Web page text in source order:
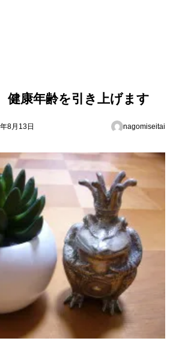
健康年齢を引き上げます
8月13日 nagomiseitai